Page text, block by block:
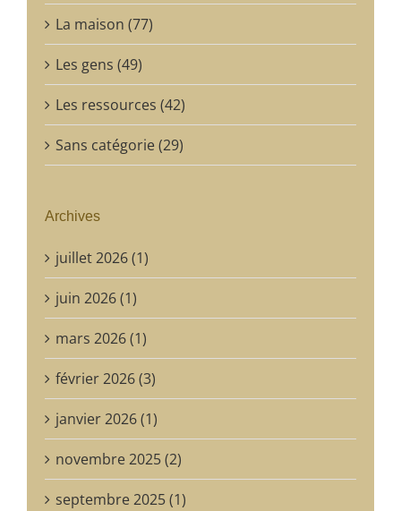
La maison (77)
Les gens (49)
Les ressources (42)
Sans catégorie (29)
Archives
juillet 2026 (1)
juin 2026 (1)
mars 2026 (1)
février 2026 (3)
janvier 2026 (1)
novembre 2025 (2)
septembre 2025 (1)